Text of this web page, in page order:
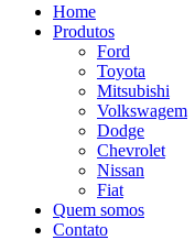
Home
Produtos
Ford
Toyota
Mitsubishi
Volkswagem
Dodge
Chevrolet
Nissan
Fiat
Quem somos
Contato